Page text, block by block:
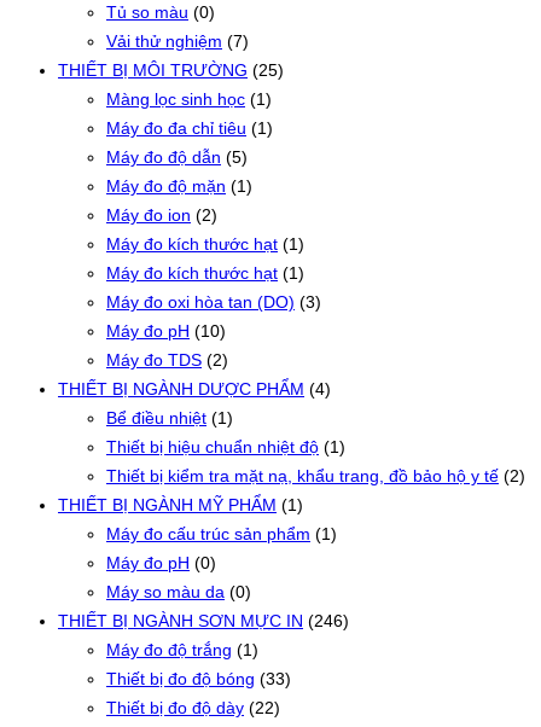
Tủ so màu (0)
Vải thử nghiệm (7)
THIẾT BỊ MÔI TRƯỜNG (25)
Màng lọc sinh học (1)
Máy đo đa chỉ tiêu (1)
Máy đo độ dẫn (5)
Máy đo độ mặn (1)
Máy đo ion (2)
Máy đo kích thước hạt (1)
Máy đo kích thước hạt (1)
Máy đo oxi hòa tan (DO) (3)
Máy đo pH (10)
Máy đo TDS (2)
THIẾT BỊ NGÀNH DƯỢC PHẨM (4)
Bể điều nhiệt (1)
Thiết bị hiệu chuẩn nhiệt độ (1)
Thiết bị kiểm tra mặt nạ, khẩu trang, đồ bảo hộ y tế (2)
THIẾT BỊ NGÀNH MỸ PHẨM (1)
Máy đo cấu trúc sản phẩm (1)
Máy đo pH (0)
Máy so màu da (0)
THIẾT BỊ NGÀNH SƠN MỰC IN (246)
Máy đo độ trắng (1)
Thiết bị đo độ bóng (33)
Thiết bị đo độ dày (22)